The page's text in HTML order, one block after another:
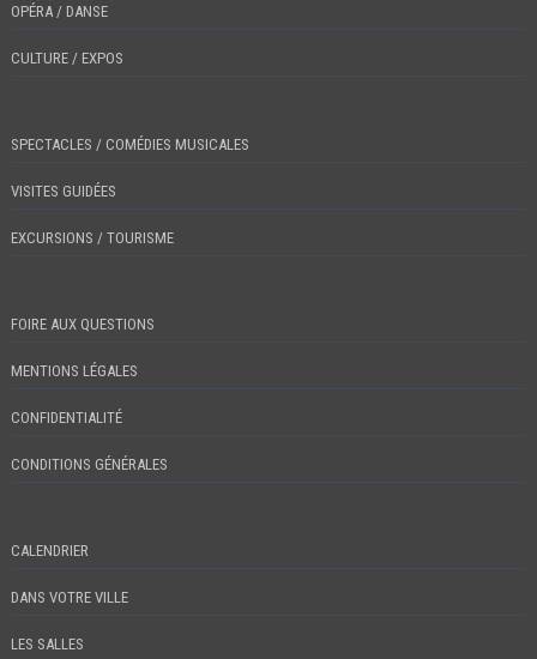
OPÉRA / DANSE
CULTURE / EXPOS
SPECTACLES / COMÉDIES MUSICALES
VISITES GUIDÉES
EXCURSIONS / TOURISME
FOIRE AUX QUESTIONS
MENTIONS LÉGALES
CONFIDENTIALITÉ
CONDITIONS GÉNÉRALES
CALENDRIER
DANS VOTRE VILLE
LES SALLES